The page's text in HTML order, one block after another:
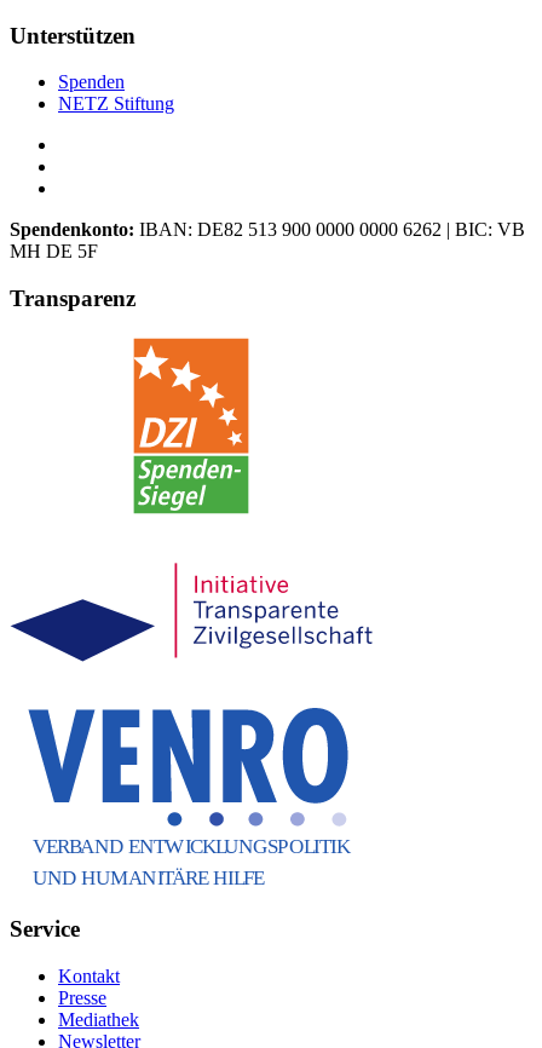
Unterstützen
Spenden
NETZ Stiftung
Spendenkonto: IBAN: DE82 513 900 0000 0000 6262 | BIC: VB
MH DE 5F
Transparenz
Service
Kontakt
Presse
Mediathek
Newsletter